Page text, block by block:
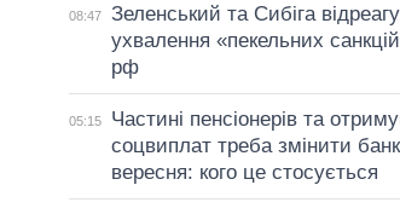
08:47
Зеленський та Сибіга
ухвалення «пекельних
рф
05:15
Частині пенсіонерів та
соцвиплат треба змінити
вересня: кого це стосується